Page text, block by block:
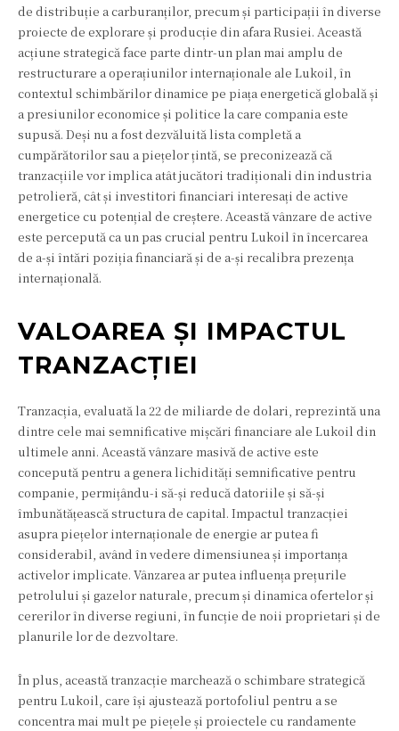
de distribuție a carburanților, precum și participații în diverse
proiecte de explorare și producție din afara Rusiei. Această
acțiune strategică face parte dintr-un plan mai amplu de
restructurare a operațiunilor internaționale ale Lukoil, în
contextul schimbărilor dinamice pe piața energetică globală și
a presiunilor economice și politice la care compania este
supusă. Deși nu a fost dezvăluită lista completă a
cumpărătorilor sau a piețelor țintă, se preconizează că
tranzacțiile vor implica atât jucători tradiționali din industria
petrolieră, cât și investitori financiari interesați de active
energetice cu potențial de creștere. Această vânzare de active
este percepută ca un pas crucial pentru Lukoil în încercarea
de a-și întări poziția financiară și de a-și recalibra prezența
internațională.
VALOAREA ȘI IMPACTUL
TRANZACȚIEI
Tranzacția, evaluată la 22 de miliarde de dolari, reprezintă una
dintre cele mai semnificative mișcări financiare ale Lukoil din
ultimele anni. Această vânzare masivă de active este
concepută pentru a genera lichidități semnificative pentru
companie, permițându-i să-și reducă datoriile și să-și
îmbunătățească structura de capital. Impactul tranzacției
asupra piețelor internaționale de energie ar putea fi
considerabil, având în vedere dimensiunea și importanța
activelor implicate. Vânzarea ar putea influența prețurile
petrolului și gazelor naturale, precum și dinamica ofertelor și
cererilor în diverse regiuni, în funcție de noii proprietari și de
planurile lor de dezvoltare.
În plus, această tranzacție marchează o schimbare strategică
pentru Lukoil, care își ajustează portofoliul pentru a se
concentra mai mult pe piețele și proiectele cu randamente